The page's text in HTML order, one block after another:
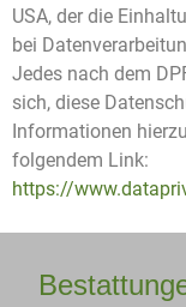
USA, der die
bei
Jedes nach dem
sich, diese
Informationen
folgendem Link:
https://